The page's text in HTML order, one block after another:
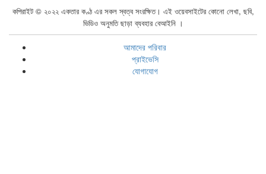
কপিরাইট © ২০২২ একতার কণ্ঠ এর সকল স্বত্ব সংরক্ষিত। এই ওয়েবসাইটের কোনো লেখা, ছবি,
ভিডিও অনুমতি ছাড়া ব্যবহার বেআইনি ।
আমাদের পরিবার
প্রাইভেসি
যোগাযোগ